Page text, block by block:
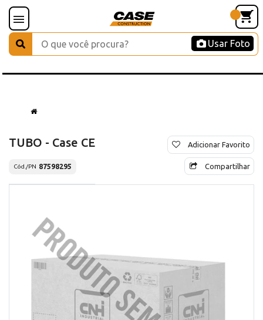
Usar Foto
TUBO - Case CE
Cód./PN 87598295
Adicionar Favorito
Compartilhar